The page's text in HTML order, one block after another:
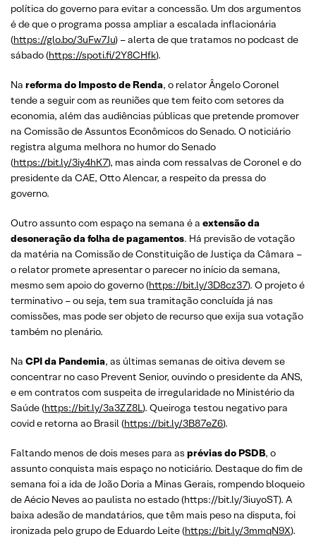
política do governo para evitar a concessão. Um dos argumentos
é de que o programa possa ampliar a escalada inflacionária
(https://glo.bo/3uFw7Ju) – alerta de que tratamos no podcast de
sábado (https://spoti.fi/2Y8CHfk).
Na reforma do Imposto de Renda, o relator Ângelo Coronel
tende a seguir com as reuniões que tem feito com setores da
economia, além das audiências públicas que pretende promover
na Comissão de Assuntos Econômicos do Senado. O noticiário
registra alguma melhora no humor do Senado
(https://bit.ly/3iy4hK7), mas ainda com ressalvas de Coronel e do
presidente da CAE, Otto Alencar, a respeito da pressa do
governo.
Outro assunto com espaço na semana é a extensão da
desoneração da folha de pagamentos. Há previsão de votação
da matéria na Comissão de Constituição de Justiça da Câmara –
o relator promete apresentar o parecer no início da semana,
mesmo sem apoio do governo (https://bit.ly/3D8cz37). O projeto é
terminativo – ou seja, tem sua tramitação concluída já nas
comissões, mas pode ser objeto de recurso que exija sua votação
também no plenário.
Na CPI da Pandemia, as últimas semanas de oitiva devem se
concentrar no caso Prevent Senior, ouvindo o presidente da ANS,
e em contratos com suspeita de irregularidade no Ministério da
Saúde (https://bit.ly/3a3ZZ8L). Queiroga testou negativo para
covid e retorna ao Brasil (https://bit.ly/3B87eZ6).
Faltando menos de dois meses para as prévias do PSDB, o
assunto conquista mais espaço no noticiário. Destaque do fim de
semana foi a ida de João Doria a Minas Gerais, rompendo bloqueio
de Aécio Neves ao paulista no estado (https://bit.ly/3iuyoST). A
baixa adesão de mandatários, que têm mais peso na disputa, foi
ironizada pelo grupo de Eduardo Leite (https://bit.ly/3mmqN9X).